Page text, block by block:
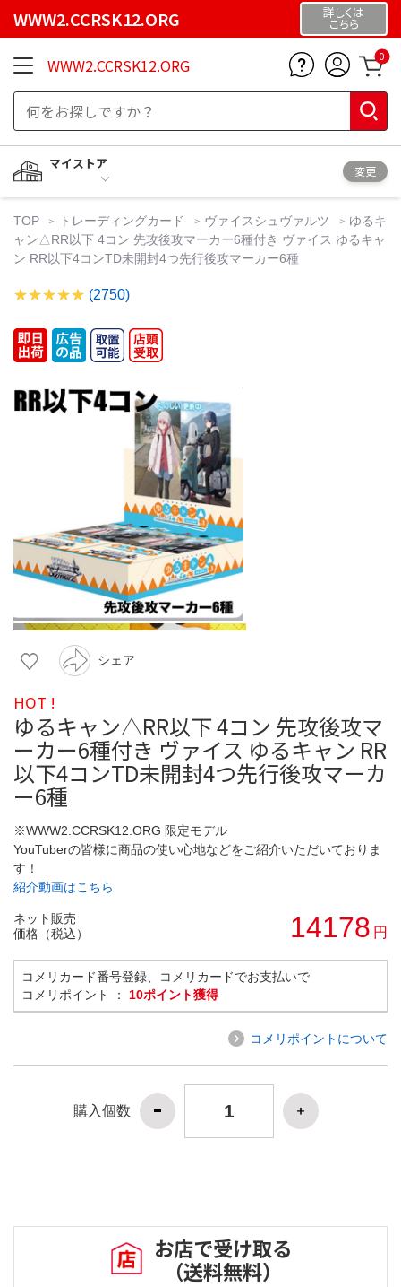
WWW2.CCRSK12.ORG 詳しくは
こちら
WWW2.CCRSK12.ORG 0
マイストア
変更
TOP トレーディングカード ヴァイスシュヴァルツ
ゆるキ
ャン△RR以下 4コン 先攻後攻マーカー6種付き ヴァイス ゆるキャ
ン RR以下4コンTD未開封4つ先行後攻マーカー6種
(2750)
シェア
HOT !
ゆるキャン△RR以下 4コン 先攻後攻マ
ーカー6種付き ヴァイス ゆるキャン RR
以下4コンTD未開封4つ先行後攻マーカ
ー6種
※WWW2.CCRSK12.ORG 限定モデル
YouTuberの皆様に商品の使い心地などをご紹介いただいておりま
す！
紹介動画はこちら
ネット販売
価格（税込）
14178 円
コメリカード番号登録、コメリカードでお支払いで
コメリポイント ： 10ポイント獲得
コメリポイントについて
購入個数
お店で受け取る
（送料無料）